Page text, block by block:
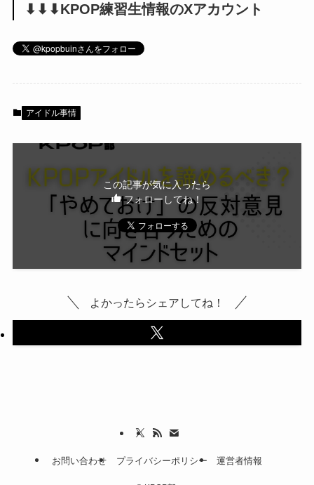
⬇︎⬇︎⬇︎KPOP練習生情報のXアカウント
アイドル事情
この記事が気に入ったら
フォローしてね！
よかったらシェアしてね！
お問い合わせ プライバシーポリシー 運営者情報